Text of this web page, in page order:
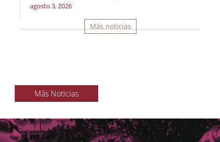
agosto 3, 2026
Más noticias
Más Noticias